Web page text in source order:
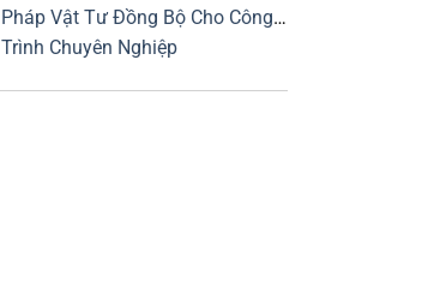
Pháp Vật Tư Đồng Bộ Cho Công
Trình Chuyên Nghiệp